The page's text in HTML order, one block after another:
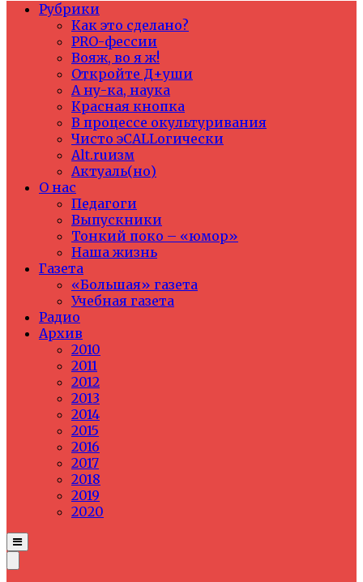
Рубрики
Как это сделано?
PRO-фессии
Вояж, во я ж!
Откройте Д+уши
А ну-ка, наука
Красная кнопка
В процессе окультуривания
Чисто эCALLогически
Alt.ruизм
Актуаль(но)
О нас
Педагоги
Выпускники
Тонкий поко – «юмор»
Наша жизнь
Газета
«Большая» газета
Учебная газета
Радио
Архив
2010
2011
2012
2013
2014
2015
2016
2017
2018
2019
2020